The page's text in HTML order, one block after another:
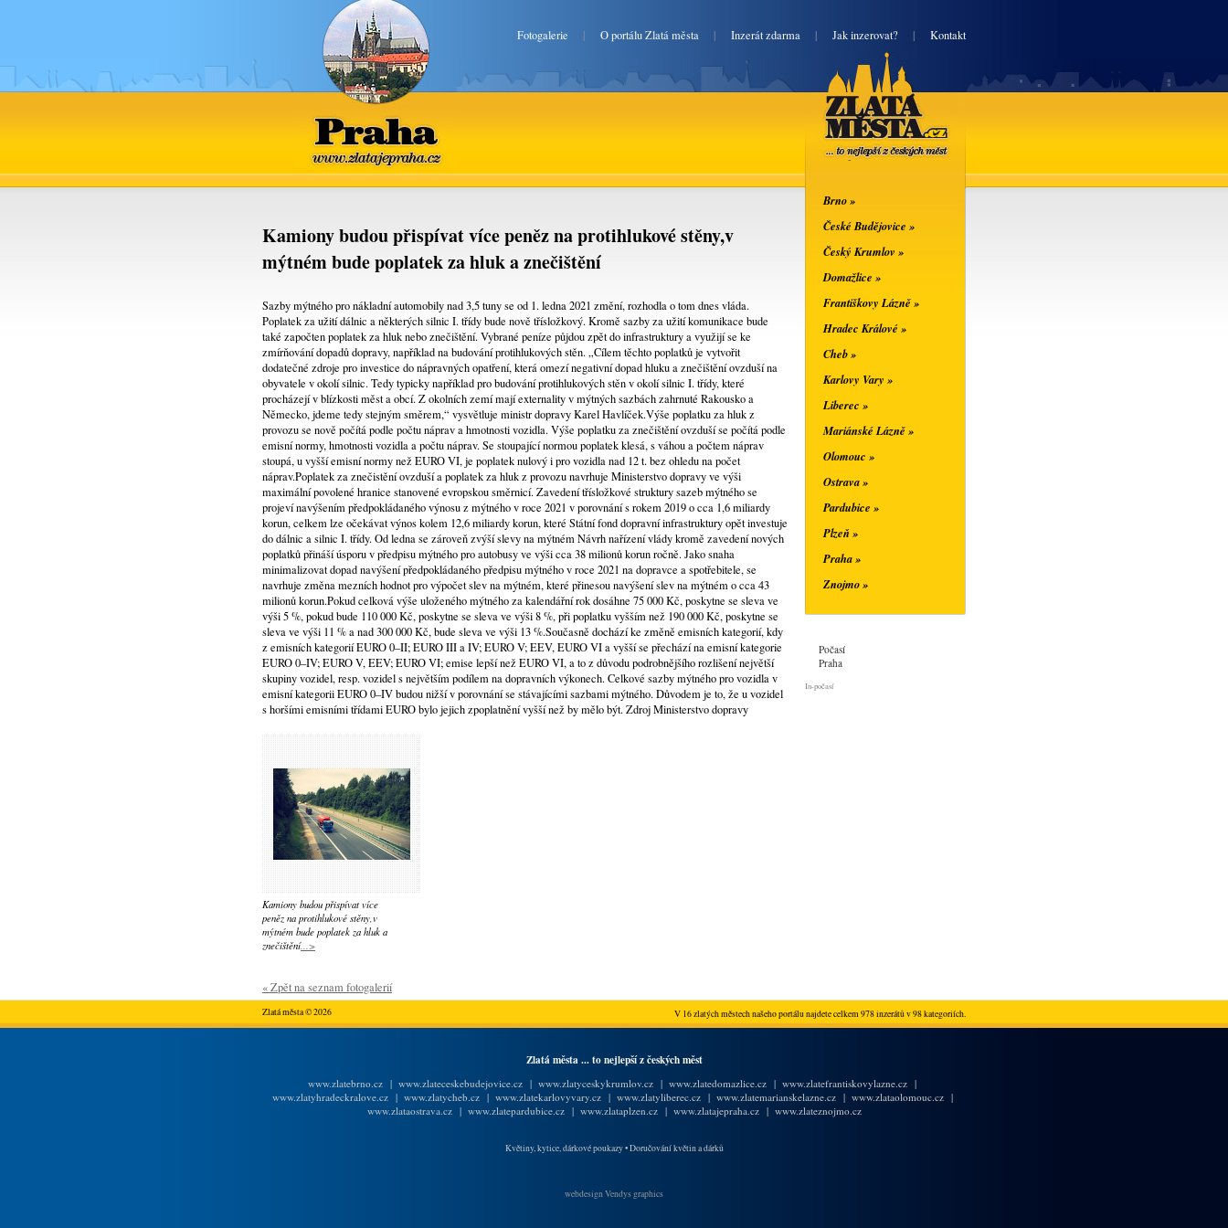
Fotogalerie | O portálu Zlatá města | Inzerát zdarma | Jak inzerovat? | Kontakt
Praha
www.zlatajepraha.cz
Kamiony budou přispívat více peněz na protihlukové stěny,v
mýtném bude poplatek za hluk a znečištění
Sazby mýtného pro nákladní automobily nad 3,5 tuny se od 1. ledna 2021 změní, rozhodla o tom dnes vláda.
Poplatek za užití dálnic a některých silnic I. třídy bude nově třísložkový. Kromě sazby za užití komunikace bude
také započten poplatek za hluk nebo znečištění. Vybrané peníze půjdou zpět do infrastruktury a využijí se ke
zmírňování dopadů dopravy, například na budování protihlukových stěn. „Cílem těchto poplatků je vytvořit
dodatečné zdroje pro investice do nápravných opatření, která omezí negativní dopad hluku a znečištění ovzduší na
obyvatele v okolí silnic. Tedy typicky například pro budování protihlukových stěn v okolí silnic I. třídy, které
procházejí v blízkosti měst a obcí. Z okolních zemí mají externality v mýtných sazbách zahrnuté Rakousko a
Německo, jdeme tedy stejným směrem,“ vysvětluje ministr dopravy Karel Havlíček.Výše poplatku za hluk z
provozu se nově počítá podle počtu náprav a hmotnosti vozidla. Výše poplatku za znečištění ovzduší se počítá podle
emisní normy, hmotnosti vozidla a počtu náprav. Se stoupající normou poplatek klesá, s váhou a počtem náprav
stoupá, u vyšší emisní normy než EURO VI, je poplatek nulový i pro vozidla nad 12 t. bez ohledu na počet
náprav.Poplatek za znečistění ovzduší a poplatek za hluk z provozu navrhuje Ministerstvo dopravy ve výši
maximální povolené hranice stanovené evropskou směrnicí. Zavedení třísložkové struktury sazeb mýtného se
projeví navýšením předpokládaného výnosu z mýtného v roce 2021 v porovnání s rokem 2019 o cca 1,6 miliardy
korun, celkem lze očekávat výnos kolem 12,6 miliardy korun, které Státní fond dopravní infrastruktury opět investuje
do dálnic a silnic I. třídy. Od ledna se zároveň zvýší slevy na mýtném Návrh nařízení vlády kromě zavedení nových
poplatků přináší úsporu v předpisu mýtného pro autobusy ve výši cca 38 milionů korun ročně. Jako snaha
minimalizovat dopad navýšení předpokládaného předpisu mýtného v roce 2021 na dopravce a spotřebitele, se
navrhuje změna mezních hodnot pro výpočet slev na mýtném, které přinesou navýšení slev na mýtném o cca 43
milionů korun.Pokud celková výše uloženého mýtného za kalendářní rok dosáhne 75 000 Kč, poskytne se sleva ve
výši 5 %, pokud bude 110 000 Kč, poskytne se sleva ve výši 8 %, při poplatku vyšším než 190 000 Kč, poskytne se
sleva ve výši 11 % a nad 300 000 Kč, bude sleva ve výši 13 %.Současně dochází ke změně emisních kategorií, kdy
z emisních kategorií EURO 0–II; EURO III a IV; EURO V; EEV, EURO VI a vyšší se přechází na emisní kategorie
EURO 0–IV; EURO V, EEV; EURO VI; emise lepší než EURO VI, a to z důvodu podrobnějšího rozlišení největší
skupiny vozidel, resp. vozidel s největším podílem na dopravních výkonech. Celkové sazby mýtného pro vozidla v
emisní kategorii EURO 0–IV budou nižší v porovnání se stávajícími sazbami mýtného. Důvodem je to, že u vozidel
s horšími emisními třídami EURO bylo jejich zpoplatnění vyšší než by mělo být. Zdroj Ministerstvo dopravy
Kamiony budou přispívat více
peněz na protihlukové stěny,v
mýtném bude poplatek za hluk a
znečištění...>
« Zpět na seznam fotogalerií
Zlatá města
... to nejlepší z
českých měst
Brno »
České Budějovice »
Český Krumlov »
Domažlice »
Františkovy Lázně »
Hradec Králové »
Cheb »
Karlovy Vary »
Liberec »
Mariánské Lázně »
Olomouc »
Ostrava »
Pardubice »
Plzeň »
Praha »
Znojmo »
Počasí
Praha
In-počasí
Zlatá města © 2026 V 16 zlatých městech našeho portálu najdete celkem 978 inzerátů v 98 kategoriích.
Zlatá města ... to nejlepší z českých měst
www.zlatebrno.cz | www.zlateceskebudejovice.cz | www.zlatyceskykrumlov.cz | www.zlatedomazlice.cz | www.zlatefrantiskovylazne.cz |
www.zlatyhradeckralove.cz| www.zlatycheb.cz| www.zlatekarlovyvary.cz| www.zlatyliberec.cz| www.zlatemarianskelazne.cz| www.zlataolomouc.cz|
www.zlataostrava.cz| www.zlatepardubice.cz| www.zlataplzen.cz| www.zlatajepraha.cz| www.zlateznojmo.cz
Květiny, kytice, dárkové poukazy•Doručování květin a dárků
webdesign Vendys graphics